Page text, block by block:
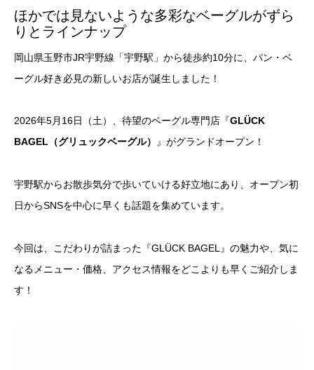
ほかでは見ないような多彩なベーグルがずら
りとラインナップ
岡山県玉野市JR宇野線「宇野駅」から徒歩約10分に、パン・ベ
ーグル好き必見の新しいお店が誕生しました！
2026年5月16日（土）、待望のベーグル専門店『GLÜCK
BAGEL（グリュックベーグル） 』がグランドオープン！
宇野駅からお散歩気分で歩いていける好立地にあり、オープン初
日からSNSを中心に早くも話題を集めています。
今回は、こだわりが詰まった『GLÜCK BAGEL』の魅力や、気に
なるメニュー・価格、アクセス情報をどこよりも早くご紹介しま
す！